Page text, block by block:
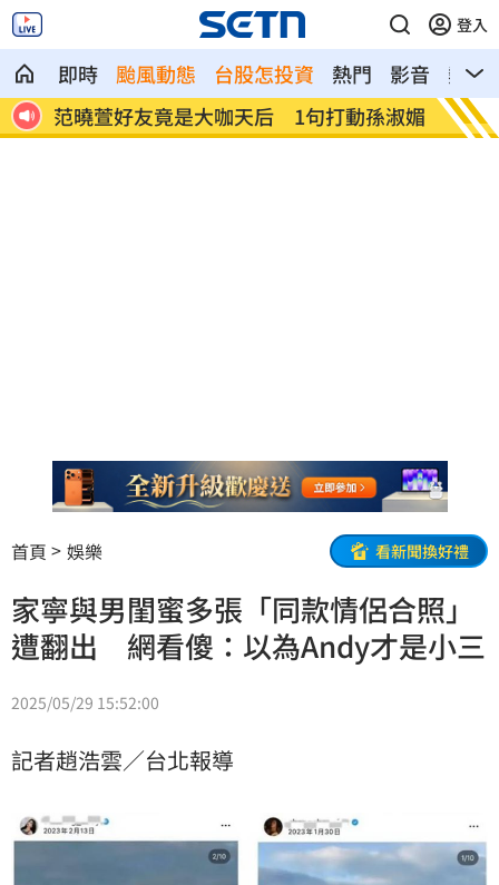
登入
即時 颱風動態 台股怎投資 熱門 影音
熱搜
暖
范曉萱好友竟是大咖天后 1句打動孫淑媚 鬼門
首頁 娛樂 看新聞換好禮
家寧與男閨蜜多張「同款情侶合照」
遭翻出 網看傻：以為Andy才是小三
2025/05/29 15:52:00
記者趙浩雲／台北報導